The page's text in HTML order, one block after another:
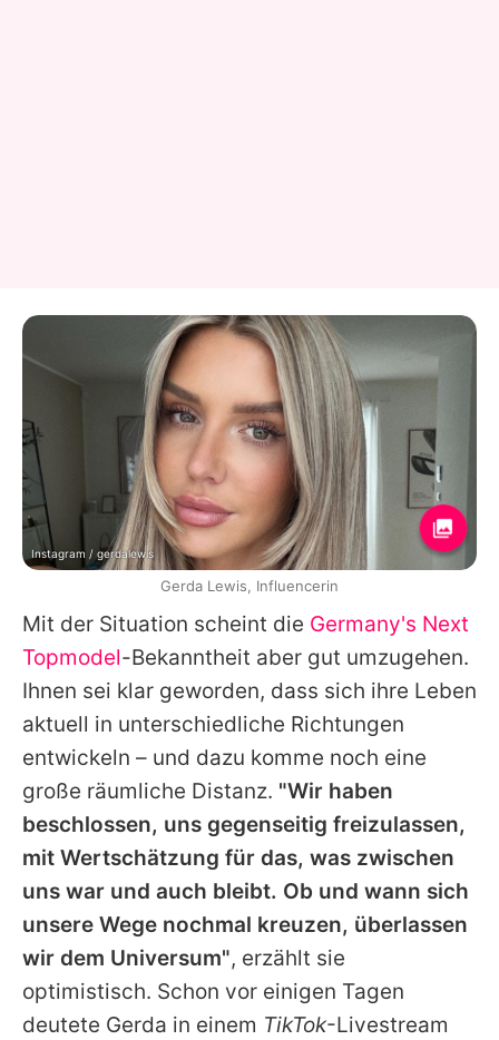
Mit der Situation scheint die Germany's Next
Topmodel-Bekanntheit aber gut umzugehen.
Ihnen sei klar geworden, dass sich ihre Leben
aktuell in unterschiedliche Richtungen
entwickeln – und dazu komme noch eine
große räumliche Distanz. "Wir haben
beschlossen, uns gegenseitig freizulassen,
mit Wertschätzung für das, was zwischen
uns war und auch bleibt. Ob und wann sich
unsere Wege nochmal kreuzen, überlassen
wir dem Universum", erzählt sie
optimistisch. Schon vor einigen Tagen
deutete Gerda in einem TikTok-Livestream
Instagram / gerdalewis
Gerda Lewis, Influencerin